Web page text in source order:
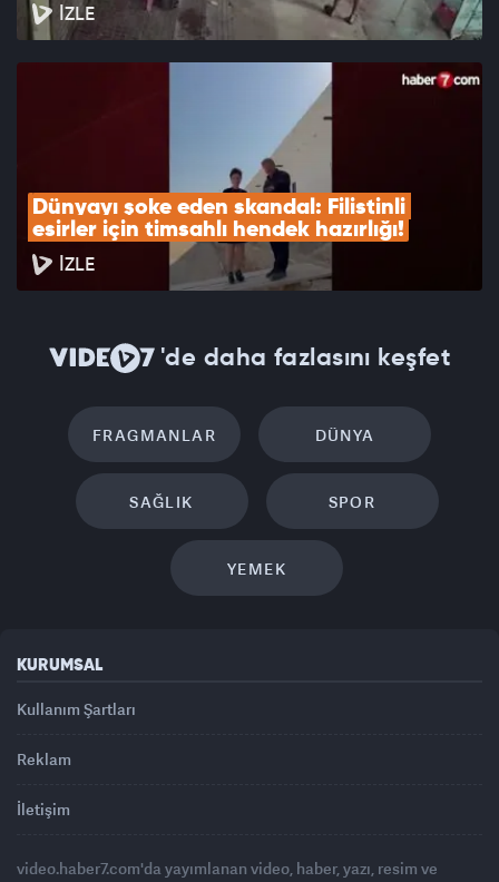
İZLE
Dünyayı şoke eden skandal: Filistinli
esirler için timsahlı hendek hazırlığı!
İZLE
'de daha fazlasını keşfet
FRAGMANLAR DÜNYA
SAĞLIK SPOR
YEMEK
KURUMSAL
Kullanım Şartları
Reklam
İletişim
video.haber7.com'da yayımlanan video, haber, yazı, resim ve